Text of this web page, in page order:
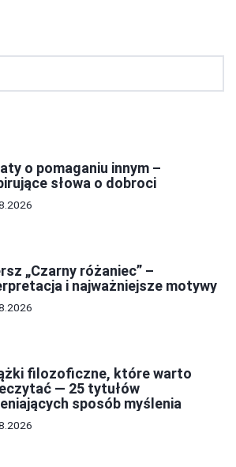
o pomaganiu innym –
słowa o dobroci
„Czarny różaniec” –
i najważniejsze motywy
filozoficzne, które warto
— 25 tytułów
sposób myślenia